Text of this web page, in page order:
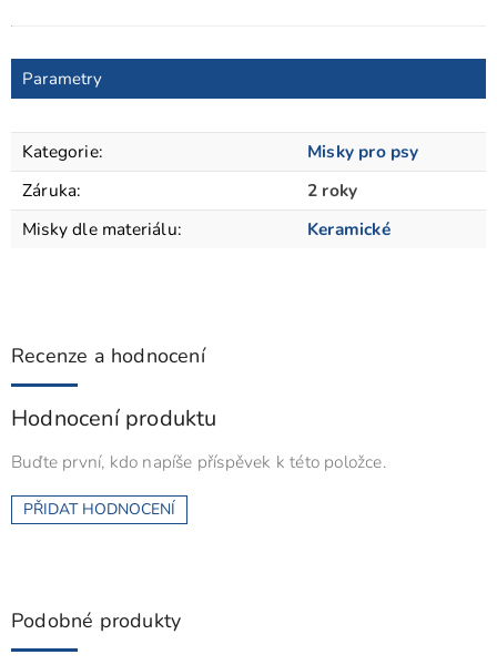
Parametry
Kategorie:
Misky pro psy
Záruka:
2 roky
Misky dle materiálu: Keramické
Recenze a hodnocení
Hodnocení produktu
Buďte první, kdo napíše příspěvek k této položce.
PŘIDAT HODNOCENÍ
Podobné produkty